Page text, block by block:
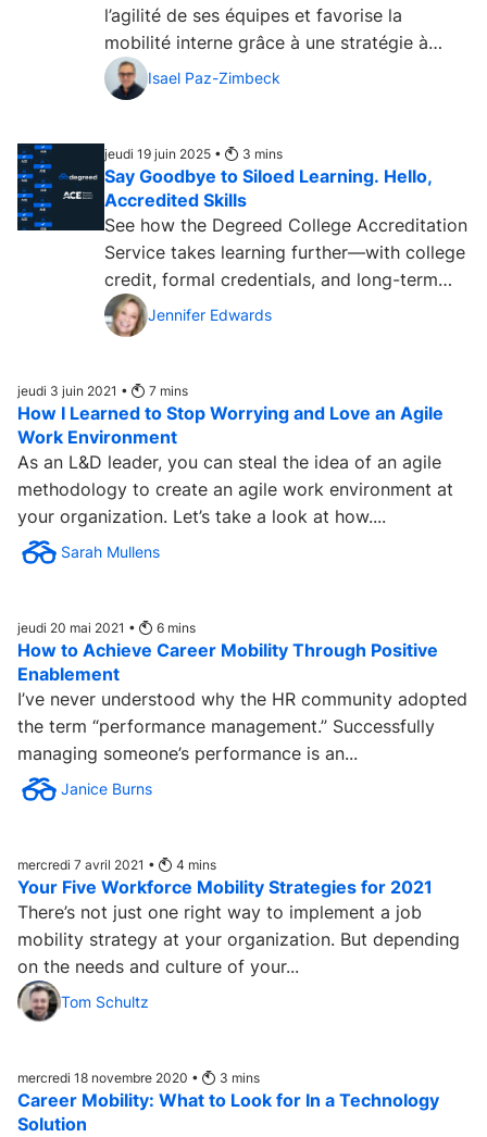
l’agilité de ses équipes et favorise la
mobilité interne grâce à une stratégie à
l’échelle de l’entreprise, fondée sur les
données et soutenue par ses dirigeants....
Isael Paz-Zimbeck
jeudi 19 juin 2025 • 3 mins
Say Goodbye to Siloed Learning. Hello,
Accredited Skills
See how the Degreed College Accreditation
Service takes learning further—with college
credit, formal credentials, and long-term
value. ...Jennifer Edwards
jeudi 3 juin 2021 • 7 mins
How I Learned to Stop Worrying and Love an Agile
Work Environment
As an L&D leader, you can steal the idea of an agile
methodology to create an agile work environment at
your organization. Let’s take a look at how....
Sarah Mullens
jeudi 20 mai 2021 • 6 mins
How to Achieve Career Mobility Through Positive
Enablement
I’ve never understood why the HR community adopted
the term “performance management.” Successfully
managing someone’s performance is an...
Janice Burns
mercredi 7 avril 2021 • 4 mins
Your Five Workforce Mobility Strategies for 2021
There’s not just one right way to implement a job
mobility strategy at your organization. But depending
on the needs and culture of your...
Tom Schultz
mercredi 18 novembre 2020 • 3 mins
Career Mobility: What to Look for In a Technology
Solution